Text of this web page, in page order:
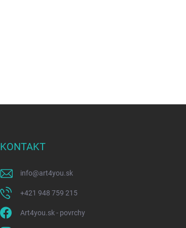
KONTAKT
info@art4you.sk
+421 948 759 215
Art4you.sk - povrchy